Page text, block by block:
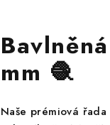
mm 🧶
Naše prémiová